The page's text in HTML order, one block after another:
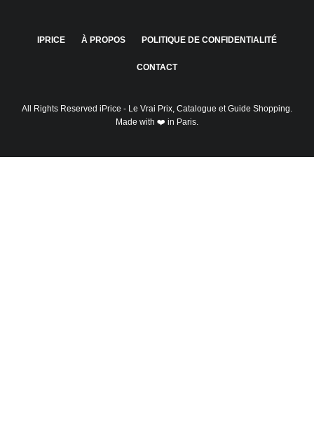
IPRICE À PROPOS POLITIQUE DE CONFIDENTIALITÉ
CONTACT
All Rights Reserved iPrice - Le Vrai Prix, Catalogue et Guide Shopping.
Made with ❤️ in Paris.